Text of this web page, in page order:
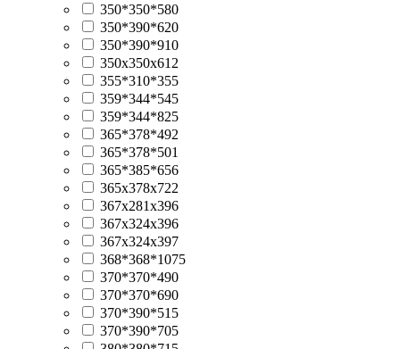
350*350*580
350*390*620
350*390*910
350х350х612
355*310*355
359*344*545
359*344*825
365*378*492
365*378*501
365*385*656
365х378х722
367х281х396
367х324х396
367х324х397
368*368*1075
370*370*490
370*370*690
370*390*515
370*390*705